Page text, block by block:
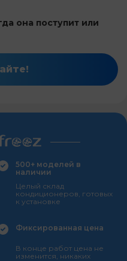
она поступит или
500+ моделей в
наличии
Целый склад
кондиционеров, готовых
к установке
Фиксированная цена
В конце работ цена не
изменится, никаких